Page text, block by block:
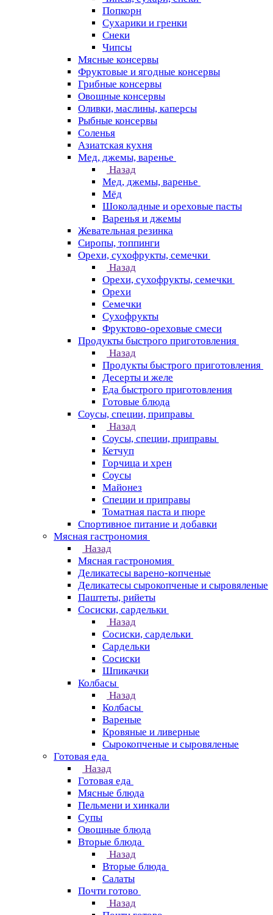
Попкорн
Сухарики и гренки
Снеки
Чипсы
Мясные консервы
Фруктовые и ягодные консервы
Грибные консервы
Овощные консервы
Оливки, маслины, каперсы
Рыбные консервы
Соленья
Азиатская кухня
Мед, джемы, варенье
Назад
Мед, джемы, варенье
Мёд
Шоколадные и ореховые пасты
Варенья и джемы
Жевательная резинка
Сиропы, топпинги
Орехи, сухофрукты, семечки
Назад
Орехи, сухофрукты, семечки
Орехи
Семечки
Сухофрукты
Фруктово-ореховые смеси
Продукты быстрого приготовления
Назад
Продукты быстрого приготовления
Десерты и желе
Еда быстрого приготовления
Готовые блюда
Соусы, специи, приправы
Назад
Соусы, специи, приправы
Кетчуп
Горчица и хрен
Соусы
Майонез
Специи и приправы
Томатная паста и пюре
Спортивное питание и добавки
Мясная гастрономия
Назад
Мясная гастрономия
Деликатесы варено-копченые
Деликатесы сырокопченые и сыровяленые
Паштеты, рийеты
Сосиски, сардельки
Назад
Сосиски, сардельки
Сардельки
Сосиски
Шпикачки
Колбасы
Назад
Колбасы
Вареные
Кровяные и ливерные
Сырокопченые и сыровяленые
Готовая еда
Назад
Готовая еда
Мясные блюда
Пельмени и хинкали
Супы
Овощные блюда
Вторые блюда
Назад
Вторые блюда
Салаты
Почти готово
Назад